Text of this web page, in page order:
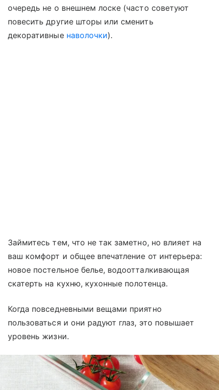
очередь не о внешнем лоске (часто советуют
повесить другие шторы или сменить
декоративные наволочки).
Займитесь тем, что не так заметно, но влияет на
ваш комфорт и общее впечатление от интерьера:
новое постельное белье, водоотталкивающая
скатерть на кухню, кухонные полотенца.
Когда повседневными вещами приятно
пользоваться и они радуют глаз, это повышает
уровень жизни.